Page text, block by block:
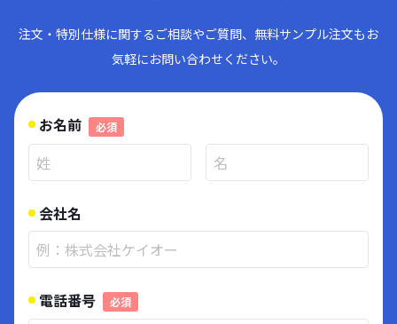
注文・特別仕様に関するご相談やご質問、無料サンプル注文もお
気軽にお問い合わせください。
お名前 必須
会社名
電話番号 必須